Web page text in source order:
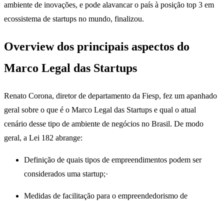
ambiente de inovações, e pode alavancar o país à posição top 3 em
ecossistema de startups no mundo, finalizou.
Overview dos principais aspectos do
Marco Legal das Startups
Renato Corona, diretor de departamento da Fiesp, fez um apanhado
geral sobre o que é o Marco Legal das Startups e qual o atual
cenário desse tipo de ambiente de negócios no Brasil. De modo
geral, a Lei 182 abrange:
Definição de quais tipos de empreendimentos podem ser
considerados uma startup;·
Medidas de facilitação para o empreendedorismo de